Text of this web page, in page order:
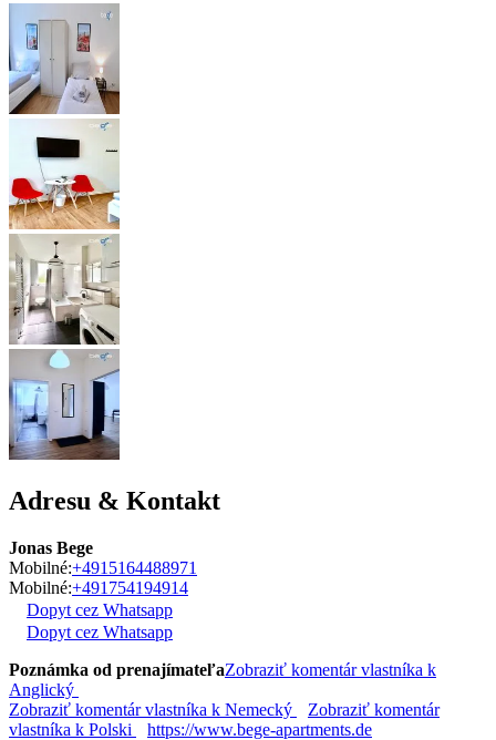
Adresu & Kontakt
Jonas Bege
Mobilné:+4915164488971
Mobilné:+491754194914
Dopyt cez Whatsapp
Dopyt cez Whatsapp
Poznámka od prenajímateľaZobraziť komentár vlastníka k
Anglický
Zobraziť komentár vlastníka k Nemecký
Zobraziť komentár
vlastníka k Polski
https://www.bege-apartments.de